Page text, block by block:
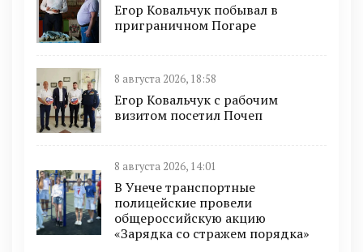
Егор Ковальчук побывал в
приграничном Погаре
8 августа 2026, 18:58
Егор Ковальчук с рабочим
визитом посетил Почеп
8 августа 2026, 14:01
В Унече транспортные
полицейские провели
общероссийскую акцию
«Зарядка со стражем порядка»